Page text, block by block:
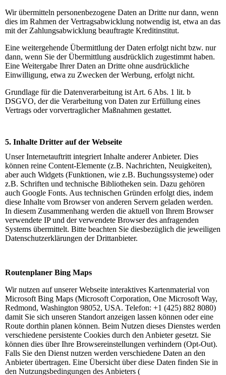
Wir übermitteln personenbezogene Daten an Dritte nur dann, wenn
dies im Rahmen der Vertragsabwicklung notwendig ist, etwa an das
mit der Zahlungsabwicklung beauftragte Kreditinstitut.
Eine weitergehende Übermittlung der Daten erfolgt nicht bzw. nur
dann, wenn Sie der Übermittlung ausdrücklich zugestimmt haben.
Eine Weitergabe Ihrer Daten an Dritte ohne ausdrückliche
Einwilligung, etwa zu Zwecken der Werbung, erfolgt nicht.
Grundlage für die Datenverarbeitung ist Art. 6 Abs. 1 lit. b
DSGVO, der die Verarbeitung von Daten zur Erfüllung eines
Vertrags oder vorvertraglicher Maßnahmen gestattet.
5. Inhalte Dritter auf der Webseite
Unser Internetauftritt integriert Inhalte anderer Anbieter. Dies
können reine Content-Elemente (z.B. Nachrichten, Neuigkeiten),
aber auch Widgets (Funktionen, wie z.B. Buchungssysteme) oder
z.B. Schriften und technische Bibliotheken sein. Dazu gehören
auch Google Fonts. Aus technischen Gründen erfolgt dies, indem
diese Inhalte vom Browser von anderen Servern geladen werden.
In diesem Zusammenhang werden die aktuell von Ihrem Browser
verwendete IP und der verwendete Browser des anfragenden
Systems übermittelt. Bitte beachten Sie diesbezüglich die jeweiligen
Datenschutzerklärungen der Drittanbieter.
Routenplaner Bing Maps
Wir nutzen auf unserer Webseite interaktives Kartenmaterial von
Microsoft Bing Maps (Microsoft Corporation, One Microsoft Way,
Redmond, Washington 98052, USA. Telefon: +1 (425) 882 8080)
damit Sie sich unseren Standort anzeigen lassen können oder eine
Route dorthin planen können. Beim Nutzen dieses Dienstes werden
verschiedene persistente Cookies durch den Anbieter gesetzt. Sie
können dies über Ihre Browsereinstellungen verhindern (Opt-Out).
Falls Sie den Dienst nutzen werden verschiedene Daten an den
Anbieter übertragen. Eine Übersicht über diese Daten finden Sie in
den Nutzungsbedingungen des Anbieters (